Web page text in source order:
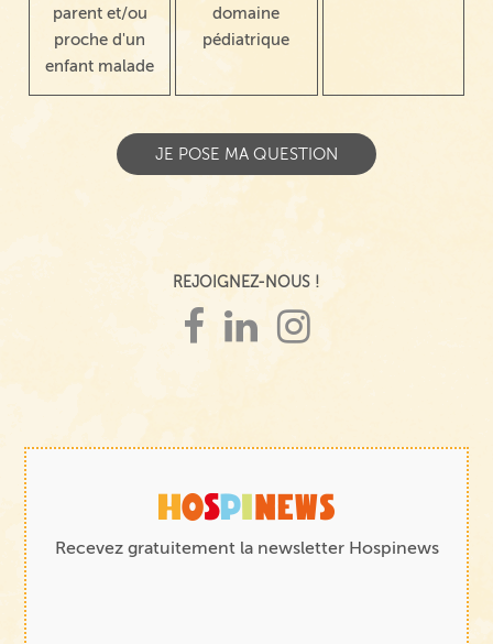
parent et/ou
proche d'un
enfant malade
domaine
pédiatrique
REJOIGNEZ-NOUS !
Recevez gratuitement la newsletter Hospinews